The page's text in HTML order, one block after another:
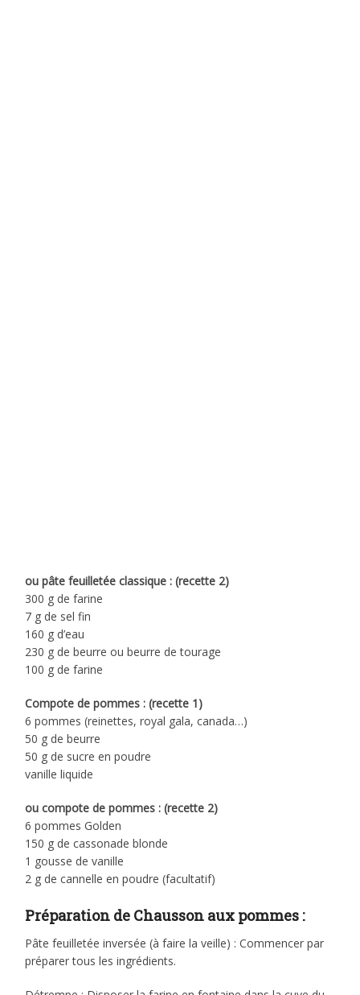
ou pâte feuilletée classique : (recette 2)
300 g de farine
7 g de sel fin
160 g d’eau
230 g de beurre ou beurre de tourage
100 g de farine
Compote de pommes : (recette 1)
6 pommes (reinettes, royal gala, canada…)
50 g de beurre
50 g de sucre en poudre
vanille liquide
ou compote de pommes : (recette 2)
6 pommes Golden
150 g de cassonade blonde
1 gousse de vanille
2 g de cannelle en poudre (facultatif)
Préparation de Chausson aux pommes :
Pâte feuilletée inversée (à faire la veille) : Commencer par
préparer tous les ingrédients.